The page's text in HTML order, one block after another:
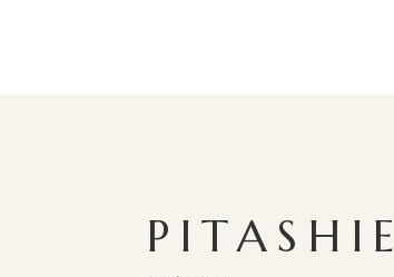
PITASHIE